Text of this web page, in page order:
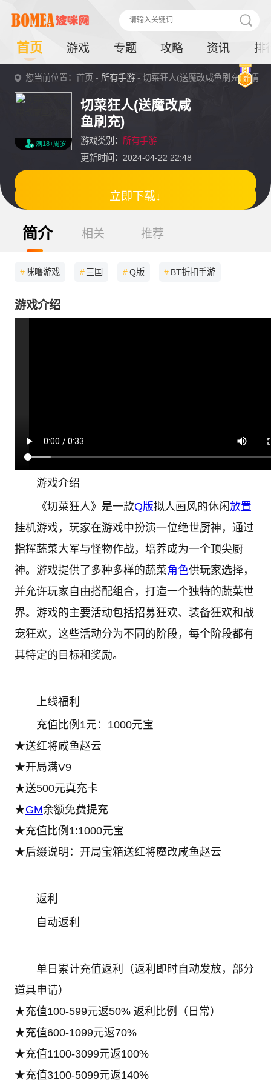
首页 游戏 专题 攻略 资讯 排
您当前位置：首页 - 所有手游 - 切菜狂人(送魔改咸鱼刷充)详情
满18+周岁
切菜狂人(送魔改咸
鱼刷充)
游戏类别： 所有手游
更新时间：2024-04-22 22:48
立即下载↓
简介 相关 推荐
#咪噜游戏 #三国 #Q版 # BT折扣手游
游戏介绍
游戏介绍
《切菜狂人》是一款Q版拟人画风的休闲放置
挂机游戏，玩家在游戏中扮演一位绝世厨神，通过
指挥蔬菜大军与怪物作战，培养成为一个顶尖厨
神。游戏提供了多种多样的蔬菜角色供玩家选择，
并允许玩家自由搭配组合，打造一个独特的蔬菜世
界。游戏的主要活动包括招募狂欢、装备狂欢和战
宠狂欢，这些活动分为不同的阶段，每个阶段都有
其特定的目标和奖励。
上线福利
充值比例1元：1000元宝
★送红将咸鱼赵云
★开局满V9
★送500元真充卡
★GM余额免费提充
★充值比例1:1000元宝
★后缀说明：开局宝箱送红将魔改咸鱼赵云
返利
自动返利
单日累计充值返利（返利即时自动发放，部分
道具申请）
★充值100-599元返50% 返利比例（日常）
★充值600-1099元返70%
★充值1100-3099元返100%
★充值3100-5099元返140%